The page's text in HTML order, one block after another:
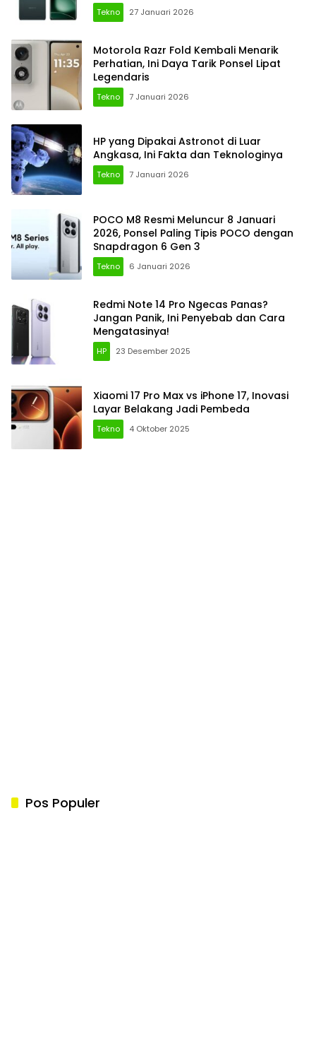
Tekno 27 Januari 2026
Motorola Razr Fold Kembali Menarik
Perhatian, Ini Daya Tarik Ponsel Lipat
Legendaris
Tekno 7 Januari 2026
HP yang Dipakai Astronot di Luar
Angkasa, Ini Fakta dan Teknologinya
Tekno 7 Januari 2026
POCO M8 Resmi Meluncur 8 Januari
2026, Ponsel Paling Tipis POCO dengan
Snapdragon 6 Gen 3
Tekno 6 Januari 2026
Redmi Note 14 Pro Ngecas Panas?
Jangan Panik, Ini Penyebab dan Cara
Mengatasinya!
HP 23 Desember 2025
Xiaomi 17 Pro Max vs iPhone 17, Inovasi
Layar Belakang Jadi Pembeda
Tekno 4 Oktober 2025
Pos Populer